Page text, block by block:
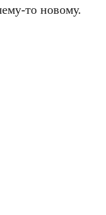
то новому.